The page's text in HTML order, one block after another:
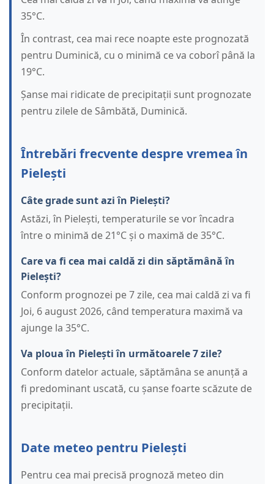
35°C.
În contrast, cea mai rece noapte este prognozată
pentru Duminică, cu o minimă ce va coborî până la
19°C.
Șanse mai ridicate de precipitații sunt prognozate
pentru zilele de Sâmbătă, Duminică.
Întrebări frecvente despre vremea în
Pielești
Câte grade sunt azi în Pielești?
Astăzi, în Pielești, temperaturile se vor încadra
între o minimă de 21°C și o maximă de 35°C.
Care va fi cea mai caldă zi din săptămână în
Pielești?
Conform prognozei pe 7 zile, cea mai caldă zi va fi
Joi, 6 august 2026, când temperatura maximă va
ajunge la 35°C.
Va ploua în Pielești în următoarele 7 zile?
Conform datelor actuale, săptămâna se anunță a
fi predominant uscată, cu șanse foarte scăzute de
precipitații.
Date meteo pentru Pielești
Pentru cea mai precisă prognoză meteo din